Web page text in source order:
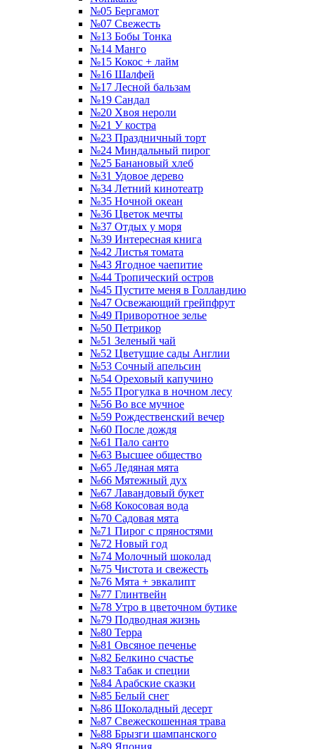
№05 Бергамот
№07 Свежесть
№13 Бобы Тонка
№14 Манго
№15 Кокос + лайм
№16 Шалфей
№17 Лесной бальзам
№19 Сандал
№20 Хвоя нероли
№21 У костра
№23 Праздничный торт
№24 Миндальный пирог
№25 Банановый хлеб
№31 Удовое дерево
№34 Летний кинотеатр
№35 Ночной океан
№36 Цветок мечты
№37 Отдых у моря
№39 Интересная книга
№42 Листья томата
№43 Ягодное чаепитие
№44 Тропический остров
№45 Пустите меня в Голландию
№47 Освежающий грейпфрут
№49 Приворотное зелье
№50 Петрикор
№51 Зеленый чай
№52 Цветущие сады Англии
№53 Сочный апельсин
№54 Ореховый капучино
№55 Прогулка в ночном лесу
№56 Во все мучное
№59 Рождественский вечер
№60 После дождя
№61 Пало санто
№63 Высшее общество
№65 Ледяная мята
№66 Мятежный дух
№67 Лавандовый букет
№68 Кокосовая вода
№70 Садовая мята
№71 Пирог с пряностями
№72 Новый год
№74 Молочный шоколад
№75 Чистота и свежесть
№76 Мята + эвкалипт
№77 Глинтвейн
№78 Утро в цветочном бутике
№79 Подводная жизнь
№80 Терра
№81 Овсяное печенье
№82 Белкино счастье
№83 Табак и специи
№84 Арабские сказки
№85 Белый снег
№86 Шоколадный десерт
№87 Свежескошенная трава
№88 Брызги шампанского
№89 Япония